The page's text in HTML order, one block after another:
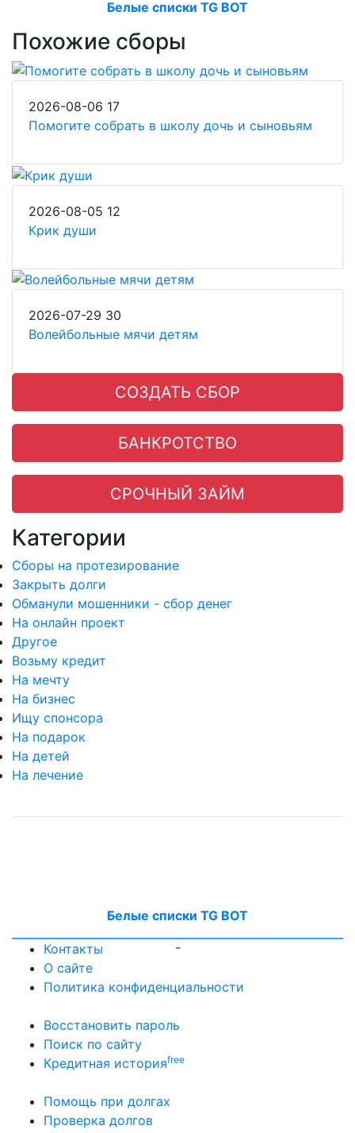
Белые списки TG BOT
Похожие сборы
2026-08-06 17
Помогите собрать в школу дочь и сыновьям
2026-08-05 12
Крик души
2026-07-29 30
Волейбольные мячи детям
СОЗДАТЬ СБОР
БАНКРОТСТВО
СРОЧНЫЙ ЗАЙМ
Категории
Сборы на протезирование
Закрыть долги
Обманули мошенники - сбор денег
На онлайн проект
Другое
Возьму кредит
На мечту
На бизнес
Ищу спонсора
На подарок
На детей
На лечение
Белые списки TG BOT
-
Контакты
О сайте
Политика конфиденциальности
Восстановить пароль
Поиск по сайту
Кредитная историяfree
Помощь при долгах
Проверка долгов